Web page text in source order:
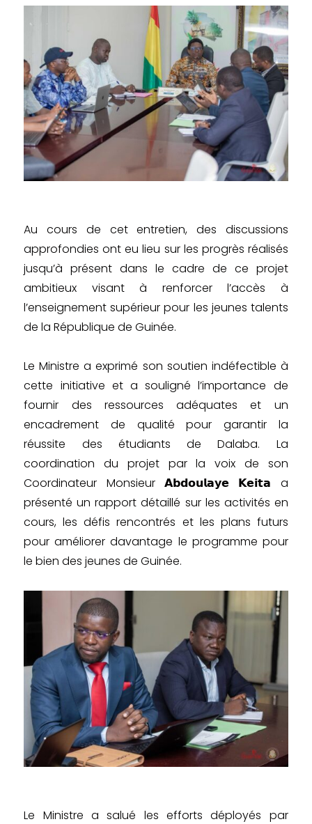
Au cours de cet entretien, des discussions
approfondies ont eu lieu sur les progrès réalisés
jusqu’à présent dans le cadre de ce projet
ambitieux visant à renforcer l’accès à
l’enseignement supérieur pour les jeunes talents
de la République de Guinée.
Le Ministre a exprimé son soutien indéfectible à
cette initiative et a souligné l’importance de
fournir des ressources adéquates et un
encadrement de qualité pour garantir la
réussite des étudiants de Dalaba. La
coordination du projet par la voix de son
Coordinateur Monsieur 𝗔𝗯𝗱𝗼𝘂𝗹𝗮𝘆𝗲 𝗞𝗲𝗶𝘁𝗮 a
présenté un rapport détaillé sur les activités en
cours, les défis rencontrés et les plans futurs
pour améliorer davantage le programme pour
le bien des jeunes de Guinée.
Le Ministre a salué les efforts déployés par